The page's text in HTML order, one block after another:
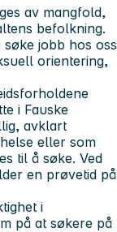
av mangfold,
befolkning.
jobb hos oss
orientering,
i Fauske
avklart
eller som
til å søke. Ved
en prøvetid på
i
på at søkere på